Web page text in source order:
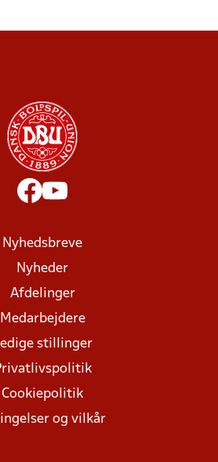
Nyhedsbreve
Nyheder
Afdelinger
Medarbejdere
stillinger
Cookiepolitik
og vilkår